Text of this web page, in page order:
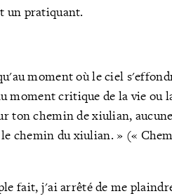
un pratiquant.
moment où le ciel
moment critique de la vie ou
ton chemin de xiulian,
chemin du xiulian. » («
fait, j'ai arrêté de me